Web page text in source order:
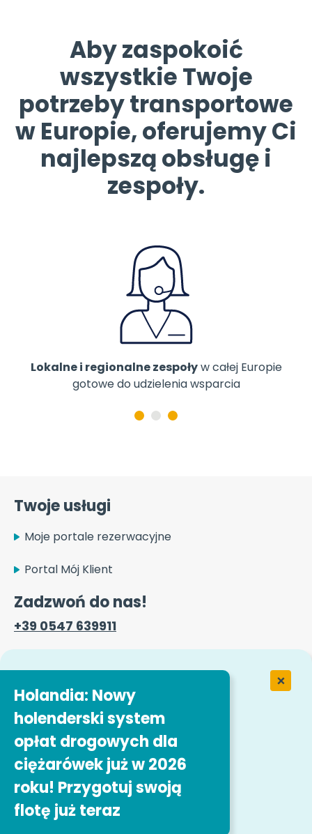
Holandia: Nowy
holenderski system
opłat drogowych dla
ciężarówek już w 2026
roku! Przygotuj swoją
flotę już teraz
Aby zaspokoić
wszystkie Twoje
potrzeby transportowe
w Europie, oferujemy Ci
najlepszą obsługę i
zespoły.
Lokalne i regionalne zespoływ całej Europie
gotowe do udzielenia wsparcia
Twoje usługi
Moje portale rezerwacyjne
Portal Mój Klient
Zadzwoń do nas!
+39 0547 639911
Praca w Easytrip Transport Services
Nasze oferty pracy
Obserwuj nas